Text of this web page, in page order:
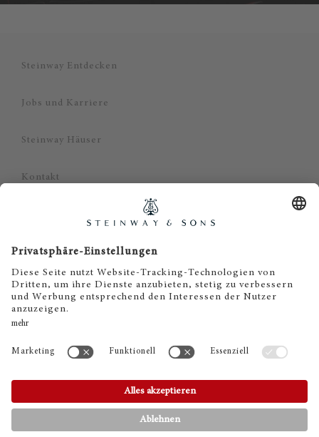
Steinway Entdecken
Jobs und Karriere
Steinway Häuser
Kontakt
Impressum
Haftungsausschluss
Cookie Zustimmung